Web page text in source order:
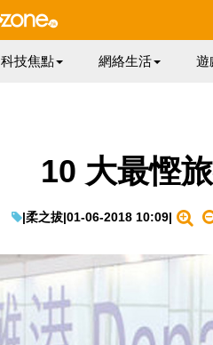
科技焦點 網絡生活 遊
10 大最慳
|柔之拔|01-06-2018 10:09|